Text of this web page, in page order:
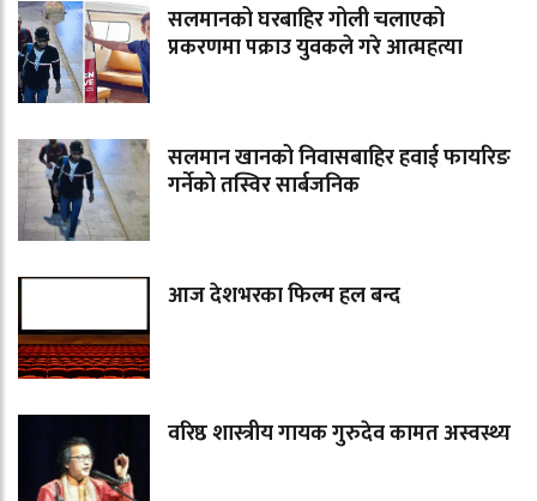
सलमानको घरबाहिर गोली चलाएको
प्रकरणमा पक्राउ युवकले गरे आत्महत्या
सलमान खानको निवासबाहिर हवाई फायरिङ
गर्नेको तस्विर सार्बजनिक
आज देशभरका फिल्म हल बन्द
वरिष्ठ शास्त्रीय गायक गुरुदेव कामत अस्वस्थ्य